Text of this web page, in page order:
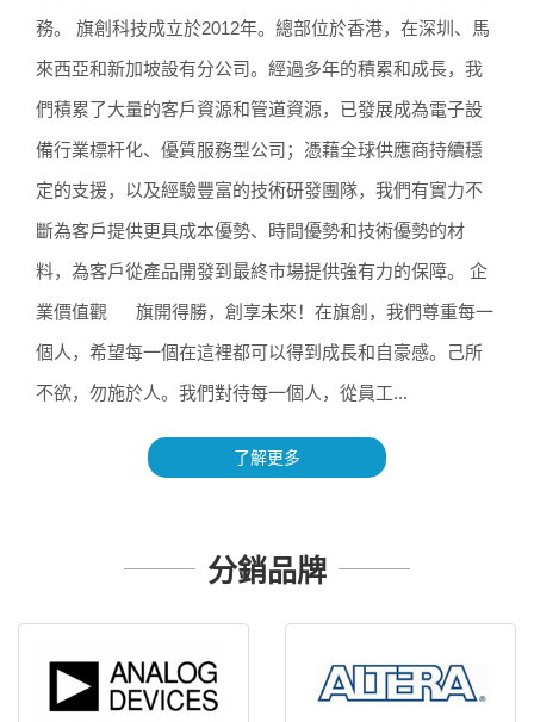
務。 旗創科技成立於2012年。總部位於香港，在深圳、馬
來西亞和新加坡設有分公司。經過多年的積累和成長，我
們積累了大量的客戶資源和管道資源，已發展成為電子設
備行業標杆化、優質服務型公司；憑藉全球供應商持續穩
定的支援，以及經驗豐富的技術研發團隊，我們有實力不
斷為客戶提供更具成本優勢、時間優勢和技術優勢的材
料，為客戶從產品開發到最終市場提供強有力的保障。 企
業價值觀 旗開得勝，創享未來！在旗創，我們尊重每一
個人，希望每一個在這裡都可以得到成長和自豪感。己所
不欲，勿施於人。我們對待每一個人，從員工...
了解更多
分銷品牌